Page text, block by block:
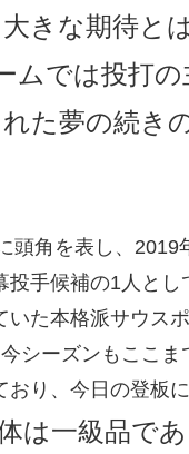
きな期待と
ムでは投打
れた夢の続
頭角を表し、
投手候補の1人と
た本格派サウス
シーズンもここ
り、今日の登板
は一級品で